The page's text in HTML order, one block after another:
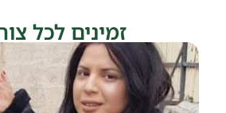
זמינים לכל